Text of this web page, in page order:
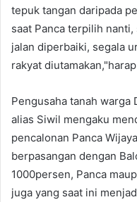
tepuk tangan daripada
saat Panca terpilih
jalan diperbaiki, segala
rakyat
Pengusaha tanah warga
alias Siwil mengaku
pencalonan Panca
berpasangan dengan
1000persen, Panca
juga yang saat ini